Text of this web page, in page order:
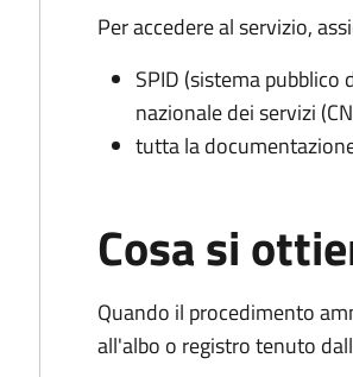
Per accedere al servizio,
SPID (sistema pubblico
nazionale dei servizi
tutta la
Cosa si
Quando il procedimento
all'albo o registro tenuto